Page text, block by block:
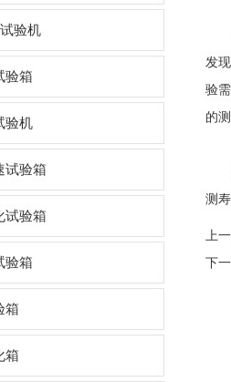
验机
验箱
验机
试验箱
试验箱
验箱
箱
箱
该
发
验
的
进
测
上一
下一